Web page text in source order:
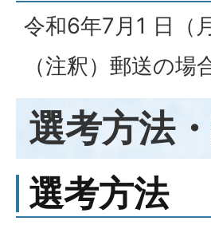
令和6年7月1 日（
（注釈）郵送の場
選考方法
選考方法